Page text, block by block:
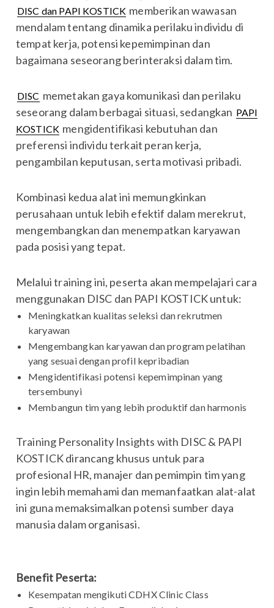
DISC dan PAPI KOSTICK memberikan wawasan
mendalam tentang dinamika perilaku individu di
tempat kerja, potensi kepemimpinan dan
bagaimana seseorang berinteraksi dalam tim.
DISC memetakan gaya komunikasi dan perilaku
seseorang dalam berbagai situasi, sedangkan PAPI
KOSTICK mengidentifikasi kebutuhan dan
preferensi individu terkait peran kerja,
pengambilan keputusan, serta motivasi pribadi.
Kombinasi kedua alat ini memungkinkan
perusahaan untuk lebih efektif dalam merekrut,
mengembangkan dan menempatkan karyawan
pada posisi yang tepat.
Melalui training ini, peserta akan mempelajari cara
menggunakan DISC dan PAPI KOSTICK untuk:
Meningkatkan kualitas seleksi dan rekrutmen
karyawan
Mengembangkan karyawan dan program pelatihan
yang sesuai dengan profil kepribadian
Mengidentifikasi potensi kepemimpinan yang
tersembunyi
Membangun tim yang lebih produktif dan harmonis
Training Personality Insights with DISC & PAPI
KOSTICK dirancang khusus untuk para
profesional HR, manajer dan pemimpin tim yang
ingin lebih memahami dan memanfaatkan alat-alat
ini guna memaksimalkan potensi sumber daya
manusia dalam organisasi.
Benefit Peserta:
Kesempatan mengikuti CDHX Clinic Class